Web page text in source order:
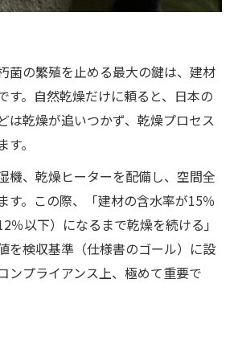
菌の繁殖を止める最大の鍵は、建材
す。自然乾燥だけに頼ると、日本の
は乾燥が追いつかず、乾燥プロセス
。
機、乾燥ヒーターを配備し、空間全
す。この際、「建材の含水率が15％
％以下）になるまで乾燥を続ける」
を検収基準（仕様書のゴール）に設
ンプライアンス上、極めて重要で